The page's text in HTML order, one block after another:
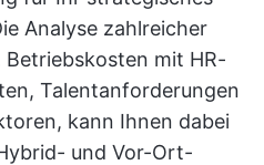
Analyse zahlreicher
mit HR-
Talentanforderungen
kann Ihnen dabei
und Vor-Ort-